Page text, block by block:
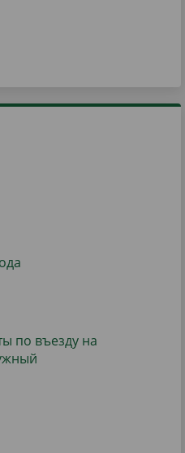
по въезду на